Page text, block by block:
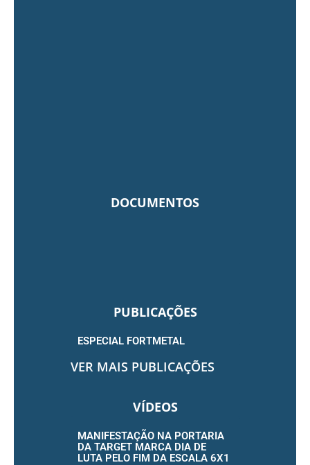
DOCUMENTOS
PUBLICAÇÕES
ESPECIAL FORTMETAL
VER MAIS PUBLICAÇÕES
VÍDEOS
MANIFESTAÇÃO NA PORTARIA
DA TARGET MARCA DIA DE
LUTA PELO FIM DA ESCALA 6X1